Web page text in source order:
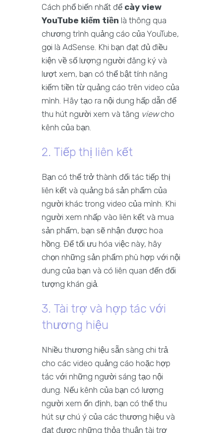
Cách phổ biến nhất để cày view
YouTube kiếm tiền là thông qua
chương trình quảng cáo của YouTube,
gọi là AdSense. Khi bạn đạt đủ điều
kiện về số lượng người đăng ký và
lượt xem, bạn có thể bật tính năng
kiếm tiền từ quảng cáo trên video của
mình. Hãy tạo ra nội dung hấp dẫn để
thu hút người xem và tăng viewcho
kênh của bạn.
2. Tiếp thị liên kết
Bạn có thể trở thành đối tác tiếp thị
liên kết và quảng bá sản phẩm của
người khác trong video của mình. Khi
người xem nhấp vào liên kết và mua
sản phẩm, bạn sẽ nhận được hoa
hồng. Để tối ưu hóa việc này, hãy
chọn những sản phẩm phù hợp với nội
dung của bạn và có liên quan đến đối
tượng khán giả.
3. Tài trợ và hợp tác với
thương hiệu
Nhiều thương hiệu sẵn sàng chi trả
cho các video quảng cáo hoặc hợp
tác với những người sáng tạo nội
dung. Nếu kênh của bạn có lượng
người xem ổn định, bạn có thể thu
hút sự chú ý của các thương hiệu và
đạt được những thỏa thuận tài trợ